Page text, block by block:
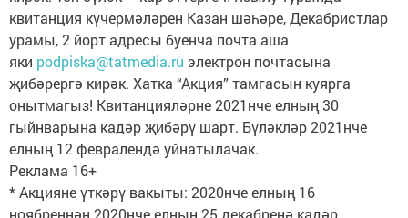
квитанция күчермәләрен Казан шәһәре, Декабристлар
урамы, 2 йорт адресы буенча почта аша
яки podpiska@tatmedia.ru электрон почтасына
җибәрергә кирәк. Хатка “Акция” тамгасын куярга
онытмагыз! Квитанцияләрне 2021нче елның 30
гыйнварына кадәр җибәрү шарт. Бүләкләр 2021нче
елның 12 февралендә уйнатылачак.
Реклама 16+
* Акцияне үткәрү вакыты: 2020нче елның 16
ноябреннән 2020нче елның 25 декабренә кадәр.